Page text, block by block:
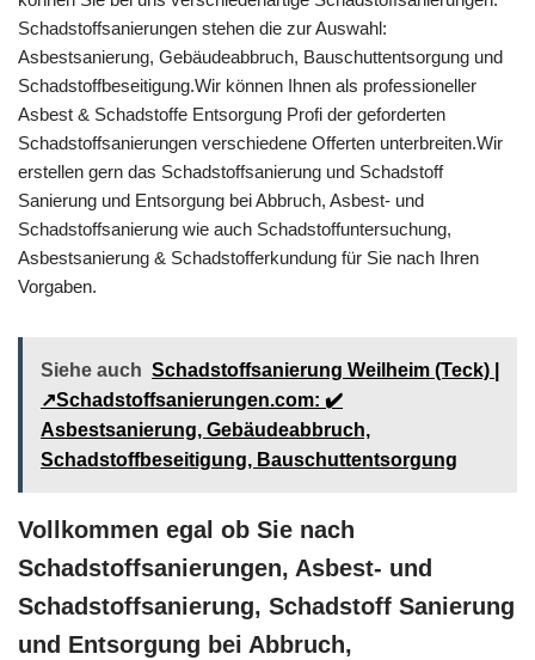
Schadstoffsanierungen stehen die zur Auswahl:
Asbestsanierung, Gebäudeabbruch, Bauschuttentsorgung und
Schadstoffbeseitigung.Wir können Ihnen als professioneller
Asbest & Schadstoffe Entsorgung Profi der geforderten
Schadstoffsanierungen verschiedene Offerten unterbreiten.Wir
erstellen gern das Schadstoffsanierung und Schadstoff
Sanierung und Entsorgung bei Abbruch, Asbest- und
Schadstoffsanierung wie auch Schadstoffuntersuchung,
Asbestsanierung & Schadstofferkundung für Sie nach Ihren
Vorgaben.
Siehe auch Schadstoffsanierung Weilheim (Teck) |
↗️Schadstoffsanierungen.com: ✔️
Asbestsanierung, Gebäudeabbruch,
Schadstoffbeseitigung, Bauschuttentsorgung
Vollkommen egal ob Sie nach
Schadstoffsanierungen, Asbest- und
Schadstoffsanierung, Schadstoff Sanierung
und Entsorgung bei Abbruch,